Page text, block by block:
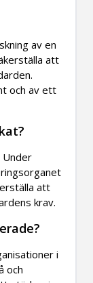
av en
att
och av ett
Under
att
krav.
i
och